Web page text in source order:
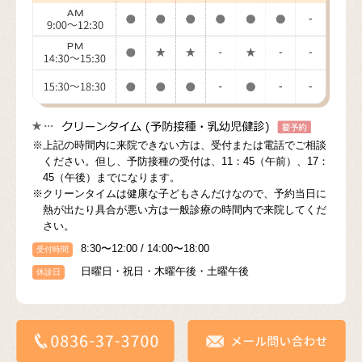
※上記の時間内に来院できない方は、受付または電話でご相談
ください。但し、予防接種の受付は、11：45（午前）、17：
45（午後）までになります。
※クリーンタイムは健康な子どもさんだけなので、予約当日に
熱が出たり具合が悪い方は一般診療の時間内で来院してくだ
さい。
受付時間 8:30〜12:00 / 14:00〜18:00
休診日 日曜日・祝日・木曜午後・土曜午後